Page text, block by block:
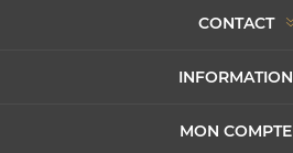
CONTACT
INFORMATION
MON COMPTE